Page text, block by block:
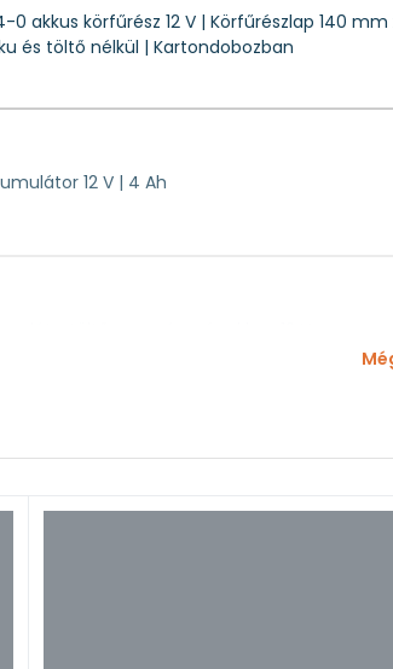
0 akkus körfűrész 12 V | Körfűrészlap 140
és töltő nélkül | Kartondobozban
12 V | 4 Ah